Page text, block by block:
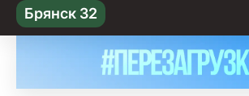
Skip
to content
Брянск 32